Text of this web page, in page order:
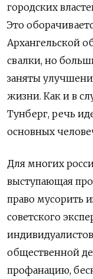
городских
Это
Архангельской
свалки,‌ но
заняты
жизни. Как и в
Тунберг,‌ речь
основных
Для многих
выступающая
право мусорить
советского
общественной
профанацию,